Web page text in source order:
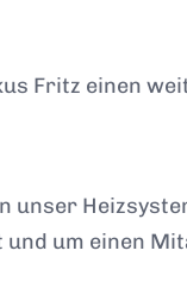
Fritz einen
und um einen